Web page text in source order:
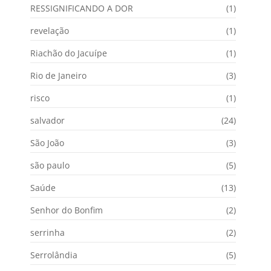
RESSIGNIFICANDO A DOR
(1)
revelação
(1)
Riachão do Jacuípe
(1)
Rio de Janeiro
(3)
risco
(1)
salvador
(24)
São João
(3)
são paulo
(5)
Saúde
(13)
Senhor do Bonfim
(2)
serrinha
(2)
Serrolândia
(5)